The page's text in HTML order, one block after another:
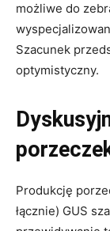
możliwe do
Szacunek
optymistyczny.
Produkcję
łącznie) GUS